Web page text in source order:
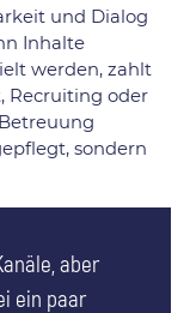
und Dialog
Inhalte
werden, zahlt
Recruiting oder
sondern
aber
ein paar